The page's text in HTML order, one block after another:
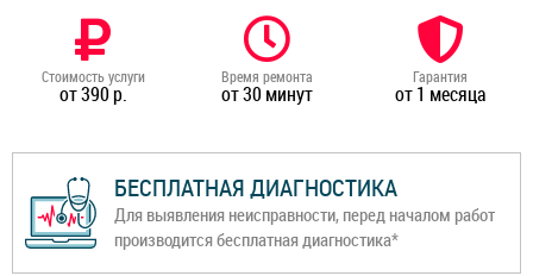
Стоимость услуги
от 390 р.
Время ремонта
от 30 минут
Гарантия
от 1 месяца
БЕСПЛАТНАЯ ДИАГНОСТИКА
Для выявления неисправности, перед началом работ
производится бесплатная диагностика*